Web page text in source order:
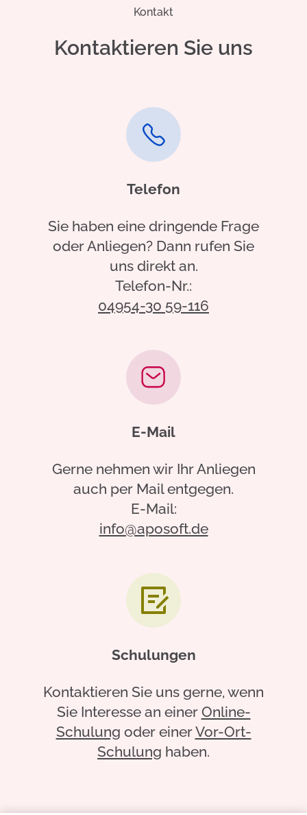
Kontakt
Kontaktieren Sie uns
Telefon
Sie haben eine dringende Frage
oder Anliegen? Dann rufen Sie
uns direkt an.
Telefon-Nr.:
04954-30 59-116
E-Mail
Gerne nehmen wir Ihr Anliegen
auch per Mail entgegen.
E-Mail:
info@aposoft.de
Schulungen
Kontaktieren Sie uns gerne, wenn
Sie Interesse an einer Online-
Schulung oder einerVor-Ort-
Schulung haben.